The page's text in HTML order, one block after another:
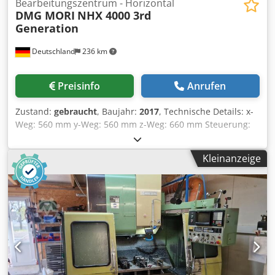
Deutschland 236 km
Bearbeitungszentrum - Horizontal
DMG MORI NHX 4000 3rd
Generation
Preisinfo Anrufen
Zustand: gebraucht, Baujahr: 2017, Technische Details: x-
Weg: 560 mm y-Weg: 560 mm z-Weg: 660 mm Steuerung:
Celos Siemens 840D SL Operate ERGOline Multitouch
Drehzahl: 20 - 20.000 1/min Spindelmotor: 25/ 35 kW
Drehmoment an der Spindel: 86 / 130 Cedpfx
Aeyqybbsidsrf Werkzeugaufnahme: HSK-A63
Werkzeugmagazinplätze: 60 Werkzeugdurchmesser max.:
70 mm Werkzeugdurchmesser bei freien Nebenplätzen:
170 mm Werkzeuglänge - max.: 450 mm Werkzeuggewicht
max.: 12 kg Anzahl der Paletten: 2 Palettengröße: 400 x 400
mm Werkstückdurchmesser - max.: 630 mm
Werkstückhöhe - max.: 900 mm Tischbelastung: 400 kg
Eilgänge x/y/z: 60 m/min Vorschübe x/y/z: 60 m/min innere
Kleinanzeige